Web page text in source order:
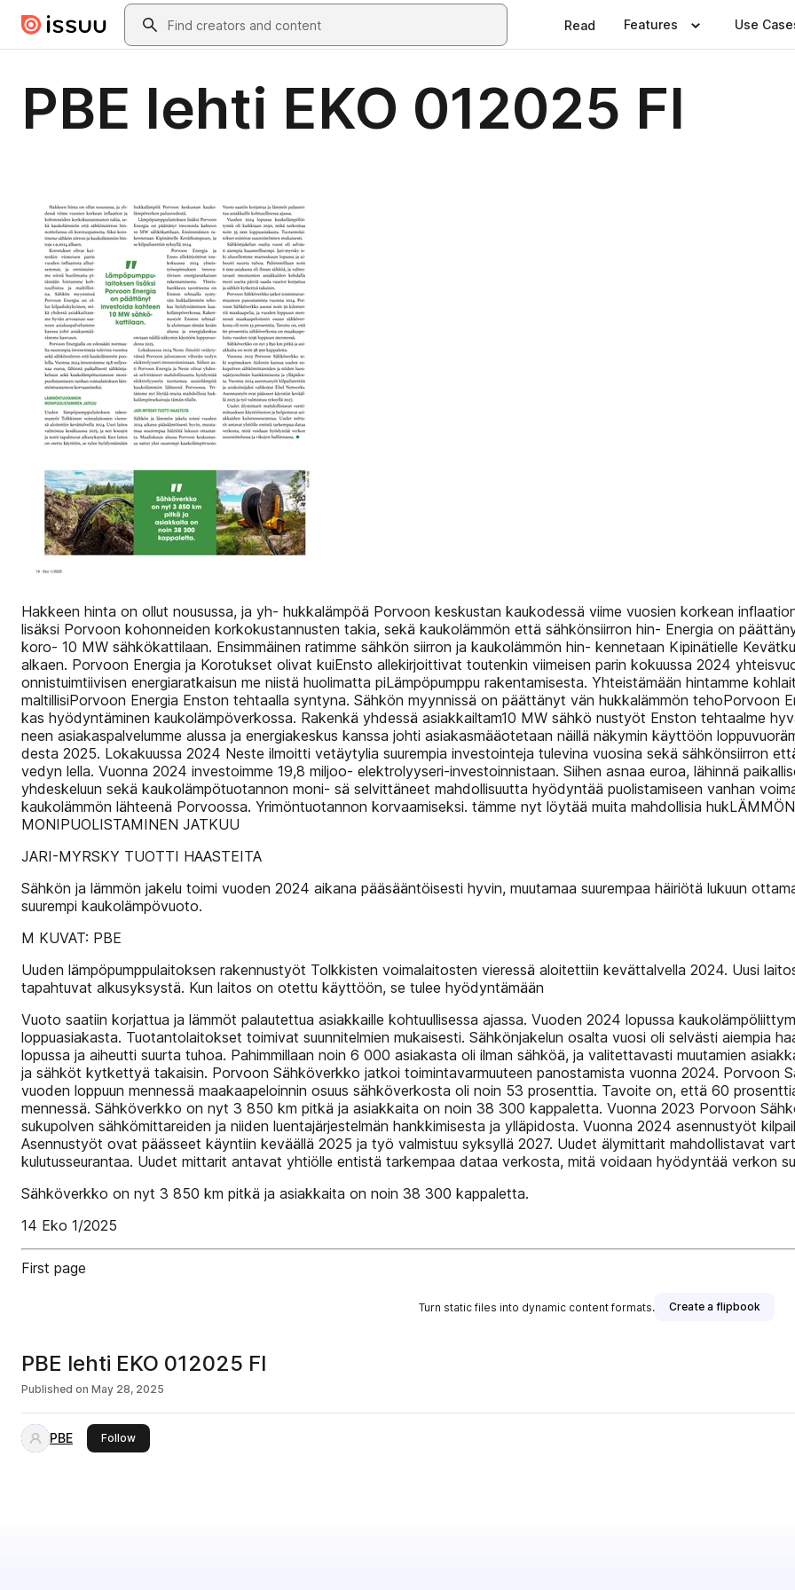
Skip to main contentSearch
Read Features Use
PBE lehti EKO 012025 FI
Hakkeen hinta on ollut nousussa, ja yh- hukkalämpöä Porvoon keskustan kaukodessä viime vuosien korkean
lisäksi Porvoon kohonneiden korkokustannusten takia, sekä kaukolämmön että sähkönsiirron hin- Energia on
koro- 10 MW sähkökattilaan. Ensimmäinen ratimme sähkön siirron ja kaukolämmön hin- kennetaan Kipinätielle
alkaen. Porvoon Energia ja Korotukset olivat kuiEnsto allekirjoittivat toutenkin viimeisen parin kokuussa 2024
onnistuimtiivisen energiaratkaisun me niistä huolimatta piLämpöpumppu­ rakentamisesta. Yhteistämään hintamme
maltillisiPorvoon Energia Enston tehtaalla syntyna. Sähkön myynnissä on päättänyt vän hukkalämmön tehoPorvoon
kas hyödyntäminen kaukolämpöverkossa. Rakenkä yhdessä asiakkailtam10 MW sähkö­ nustyöt Enston tehtaalme
neen asiakaspalvelumme alussa ja energiakeskus kanssa johti asiakasmääotetaan näillä näkymin käyttöön
desta 2025. Lokakuussa 2024 Neste ilmoitti vetäytylia suurempia investointeja tulevina vuosina sekä sähkönsiirron
vedyn lella. Vuonna 2024 investoimme 19,8 miljoo- elektrolyyseri-investoinnistaan. Siihen asnaa euroa, lähinnä
yhdeskeluun sekä kaukolämpötuotannon moni- sä selvittäneet mahdollisuutta hyödyntää puolistamiseen vanhan
kaukolämmön lähteenä Porvoossa. Yrimöntuotannon korvaamiseksi. tämme nyt löytää muita mahdollisia
MONIPUOLISTAMINEN JATKUU
JARI-MYRSKY TUOTTI HAASTEITA
Sähkön ja lämmön jakelu toimi vuoden 2024 aikana pääsääntöisesti hyvin, muutamaa suurempaa häiriötä lukuun
suurempi kaukolämpövuoto.
M KUVAT: PBE
Uuden lämpöpumppulaitoksen rakennustyöt Tolkkisten voimalaitosten vieressä aloitettiin kevättalvella 2024. Uusi
tapahtuvat alkusyksystä. Kun laitos on otettu käyttöön, se tulee hyödyntämään
Vuoto saatiin korjattua ja lämmöt palautettua asiakkaille kohtuullisessa ajassa. Vuoden 2024 lopussa
loppuasiakasta. Tuotantolaitokset toimivat suunnitelmien mukaisesti. Sähkönjakelun osalta vuosi oli selvästi aiempia
lopussa ja aiheutti suurta tuhoa. Pahimmillaan noin 6 000 asiakasta oli ilman sähköä, ja valitettavasti muutamien
ja sähköt kytkettyä takaisin. Porvoon Sähköverkko jatkoi toimintavarmuuteen panostamista vuonna 2024. Porvoon
vuoden loppuun mennessä maakaapeloinnin osuus sähköverkosta oli noin 53 prosenttia. Tavoite on, että 60
mennessä. Sähköverkko on nyt 3 850 km pitkä ja asiakkaita on noin 38 300 kappaletta. Vuonna 2023 Porvoon
sukupolven sähkömittareiden ja niiden luentajärjestelmän hankkimisesta ja ylläpidosta. Vuonna 2024 asennustyöt
Asennustyöt ovat päässeet käyntiin keväällä 2025 ja työ valmistuu syksyllä 2027. Uudet älymittarit mahdollistavat
kulutusseurantaa. Uudet mittarit antavat yhtiölle entistä tarkempaa dataa verkosta, mitä voidaan hyödyntää verkon
Sähköverkko on nyt 3 850 km pitkä ja asiakkaita on noin 38 300 kappaletta.
14 Eko 1/2025
First page
Turn static files into dynamic content formats. Create a flipbook
PBE lehti EKO 012025 FI
Published on May 28, 2025
PBE Followthis publisher